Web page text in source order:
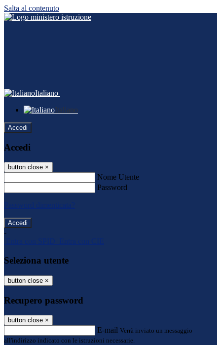
Salta al contenuto
Italiano
Italiano
Accedi
Accedi
button close ×
Nome Utente
Password
Password dimenticata?
-
Entra con SPID
Entra con CIE
Seleziona utente
button close ×
Recupero password
button close ×
E-mail Verrà inviato un messaggio
all'indirizzo indicato con le istruzioni necessarie.